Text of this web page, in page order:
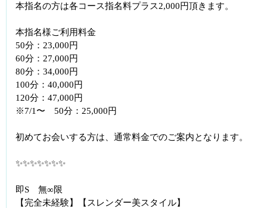
本指名の方は各コース指名料プラス2,000円頂きます。
本指名様ご利用料金
50分：23,000円
60分：27,000円
80分：34,000円
100分：40,000円
120分：47,000円
※7/1〜 50分：25,000円
初めてお会いする方は、通常料金でのご案内となります。
✨✨✨✨✨✨✨
即S 無∞限
【完全未経験】【スレンダー美スタイル】